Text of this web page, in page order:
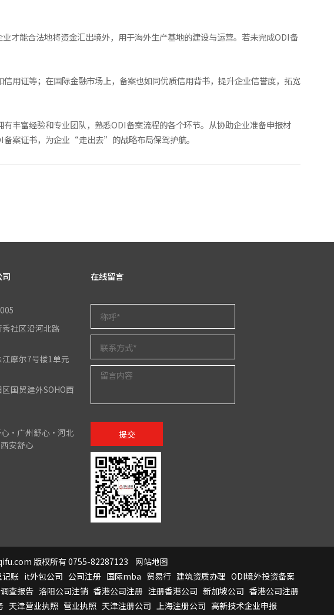
才能合法地将资金汇出境外，用于海外生产基地的建设与运营。若未完成ODI备
用证等；在国际金融市场上，备案也如同优质信用背书，提升企业信誉度，拓宽
丰富经验和专业团队，熟悉ODI备案流程的各个环节。从协助企业准备申报材
案证书，为企业“走出去”的战略布局保驾护航。
社区沿河北路
摩尔7号楼1单元
国贸建外SOHO西
•广州舒心•河北
安舒心
在线留言
提交
版权所有 0755-82287123
网站地图
账 it外包公司 公司注册 国际mba 贸易行 建筑资质办理 ODI境外投资备案
查报告 洛阳公司注销 香港公司注册 注册香港公司 新加坡公司 香港公司注册
天津营业执照 营业执照 天津注册公司 上海注册公司 高新技术企业申报